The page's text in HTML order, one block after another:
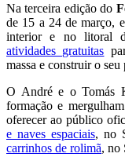
Na terceira edição do
de 15 a 24 de março,
interior e no litoral
atividades gratuitas
massa e construir o seu
O André e o Tomás
formação e
oferecer ao público
e naves espaciais, no
carrinhos de rolimã, no